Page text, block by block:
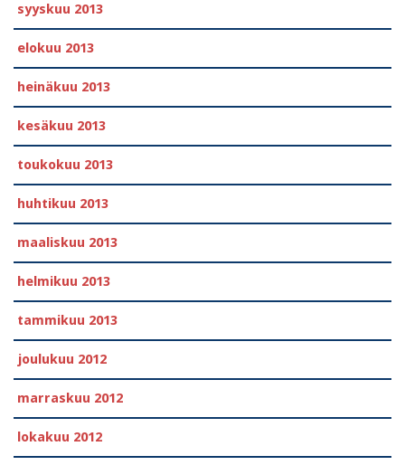
syyskuu 2013
elokuu 2013
heinäkuu 2013
kesäkuu 2013
toukokuu 2013
huhtikuu 2013
maaliskuu 2013
helmikuu 2013
tammikuu 2013
joulukuu 2012
marraskuu 2012
lokakuu 2012